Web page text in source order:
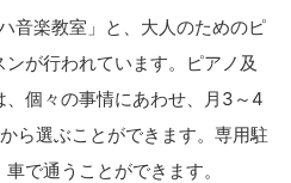
音楽教室」と、大人のためのピ
が行われています。ピアノ及
個々の事情にあわせ、月3～4
ら選ぶことができます。専用駐
で通うことができます。